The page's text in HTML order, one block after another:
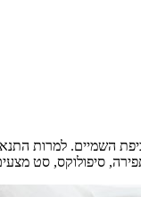
השמיים. למרות
סיפולוקס, סט